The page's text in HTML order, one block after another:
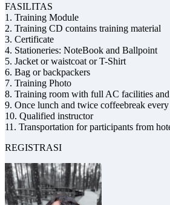
FASILITAS
1. Training Module
2. Training CD contains training material
3. Certificate
4. Stationeries: NoteBook and Ballpoint
5. Jacket or waistcoat or T-Shirt
6. Bag or backpackers
7. Training Photo
8. Training room with full AC facilities
9. Once lunch and twice coffeebreak
10. Qualified instructor
11. Transportation for participants from
REGISTRASI